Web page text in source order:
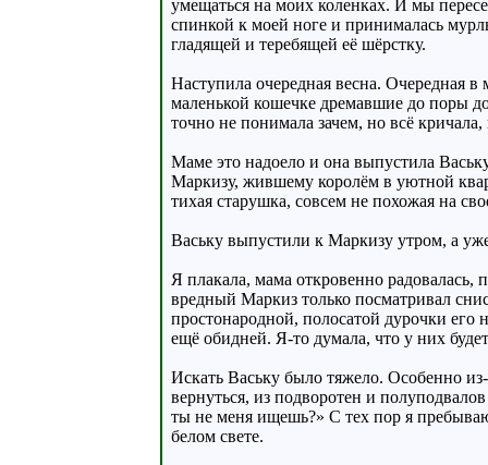
умещаться на моих коленках. И мы
спинкой к моей ноге и принималась
гладящей и теребящей её шёрстку.
Наступила очередная весна. Очередная
маленькой кошечке дремавшие до поры
точно не понимала зачем, но всё
Маме это надоело и она выпустила
Маркизу, жившему королём в уютной
тихая старушка, совсем не похожая на
Ваську выпустили к Маркизу утром, а
Я плакала, мама откровенно
вредный Маркиз только посматривал
простонародной, полосатой дурочки его
ещё обидней. Я-то думала, что у них
Искать Ваську было тяжело. Особенно
вернуться, из подворотен и
ты не меня ищешь?» С тех пор я
белом свете.